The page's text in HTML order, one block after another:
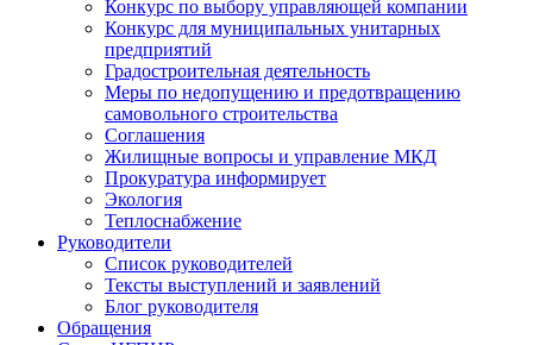
Конкурс по выбору управляющей компании
Конкурс для муниципальных унитарных
предприятий
Градостроительная деятельность
Меры по недопущению и предотвращению
самовольного строительства
Соглашения
Жилищные вопросы и управление МКД
Прокуратура информирует
Экология
Теплоснабжение
Руководители
Список руководителей
Тексты выступлений и заявлений
Блог руководителя
Обращения